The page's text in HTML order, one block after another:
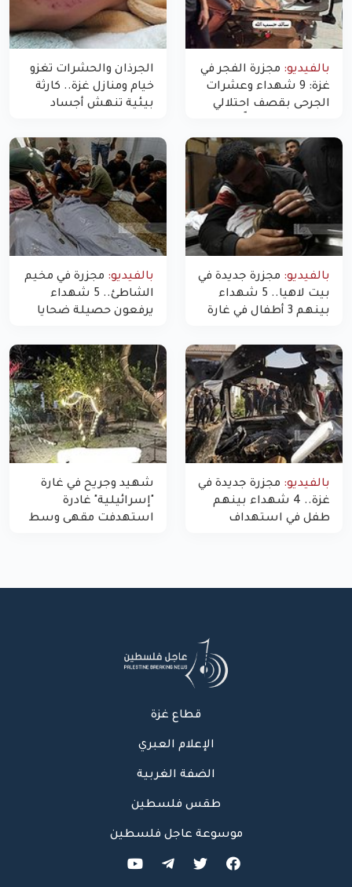
بالفيديو: مجزرة الفجر في
غزة: 9 شهداء وعشرات
الجرحى بقصف احتلالي
الجرذان والحشرات تغزو
خيام ومنازل غزة.. كارثة
بيئية تنهش أجساد
بالفيديو: مجزرة جديدة في
بيت لاهيا.. 5 شهداء
بينهم 3 أطفال في غارة
غزة
بالفيديو: مجزرة في مخيم
الشاطئ.. 5 شهداء
يرفعون حصيلة ضحايا
بالفيديو: مجزرة جديدة في
غزة.. 4 شهداء بينهم
طفل في استهداف
شهيد وجريح في غارة
"إسرائيلية" غادرة
استهدفت مقهى وسط
قطاع غزة
الإعلام العبري
الضفة الغربية
طقس فلسطين
موسوعة عاجل فلسطين